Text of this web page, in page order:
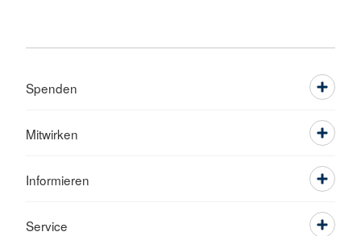
Spenden
Mitwirken
Informieren
Service